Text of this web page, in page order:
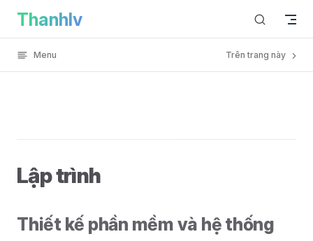
Skip to content
Thanhlv
Menu Trên trang này
Lập trình
Thiết kế phần mềm và hệ thống